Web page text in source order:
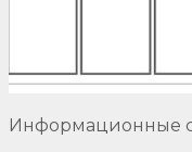
Информационные